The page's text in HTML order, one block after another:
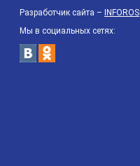
Разработчик сайта – INFOROS
Мы в социальных сетях: